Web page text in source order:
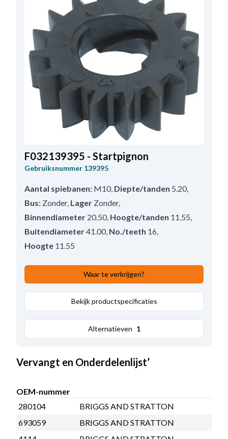
F032139395 - Startpignon
Gebruiksnummer 139395
Aantal spiebanen: M10, Diepte/tanden 5.20,
Bus: Zonder, Lager Zonder,
Binnendiameter 20.50, Hoogte/tanden 11.55
Buitendiameter41.00, No./teeth 16
Hoogte 11.55
Waar te verkrijgen?
Bekijk productspecificaties
Alternatieven 1
Vervangt en Onderdelenlijst’
OEM-nummer
280104
BRIGGS AND STRATTON
693059
BRIGGS AND STRATTON